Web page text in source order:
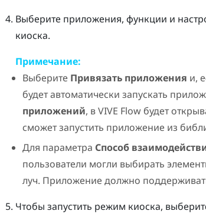
Выберите приложения, функции и
киоска.
Примечание:
Выберите Привязать приложения и,
будет автоматически запускать
приложений, вVIVE Flowбудет
сможет запустить приложение из
Для параметраСпособ
пользователи могли выбирать
луч. Приложение должно
Чтобы запустить режим киоска,